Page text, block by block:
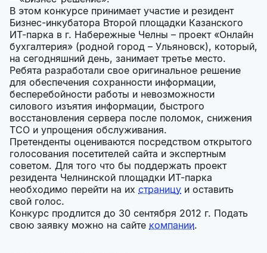
В этом конкурсе принимает участие и резидент
Бизнес-инкубатора Второй площадки Казанского
ИТ-парка в г. Набережные Челны – проект «Онлайн
бухгалтерия» (родной город – Ульяновск), который,
на сегодняшний день, занимает третье место.
Ребята разработали свое оригинальное решение
для обеспечения сохранности информации,
бесперебойности работы и невозможности
силового изъятия информации, быстрого
восстановления сервера после поломок, снижения
TCO и упрощения обслуживания.
Претенденты оцениваются посредством открытого
голосования посетителей сайта и экспертным
советом. Для того что бы поддержать проект
резидента Челнинской площадки ИТ-парка
необходимо перейти на их страницу и оставить
свой голос.
Конкурс продлится до 30 сентября 2012 г. Подать
свою заявку можно на сайте компании.